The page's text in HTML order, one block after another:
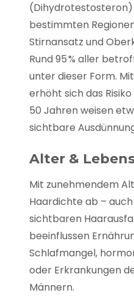
(Dihydrotestosteron)
bestimm­ten
Stirnansatz und
Rund 95 % aller
unter dieser Form.
erhöht sich das
50 Jahren weisen
sichtbare
Alter &
Mit zunehmendem
Haardichte ab –
sichtbaren
beeinflussen
Schlafmangel,
oder Erkrankungen
Männern.